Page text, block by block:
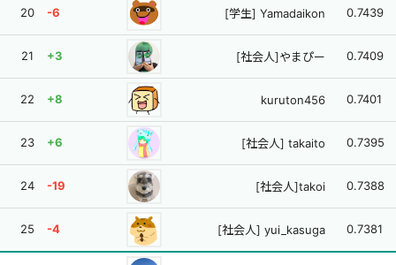
20 -6 [学生] Yamadaikon 0.7439
21 +3 [社会人]やまぴー 0.7409
22 +8 kuruton456 0.7401
23 +6 [社会人] takaito 0.7395
24 -19 [社会人]takoi 0.7388
25 -4 [社会人] yui_kasuga 0.7381